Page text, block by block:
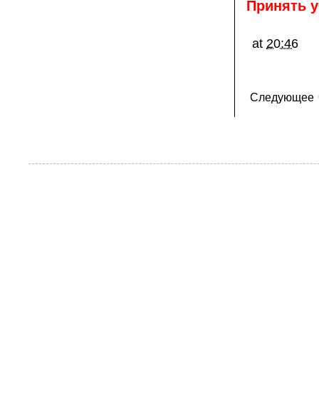
Принять
at 20:46
Следующее